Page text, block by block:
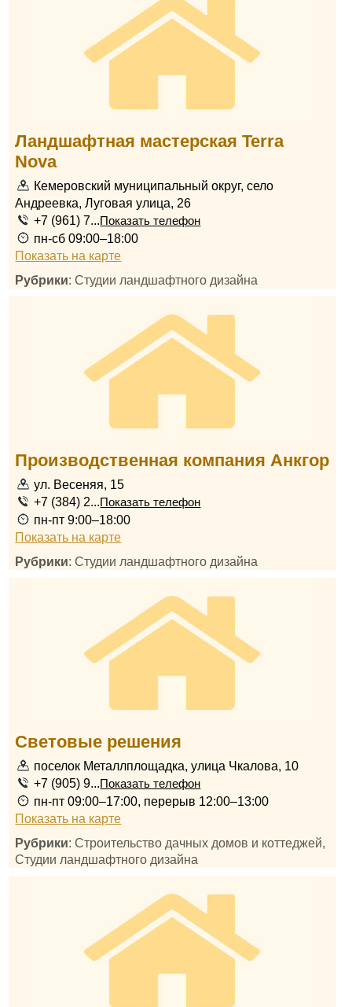
Ландшафтная мастерская Terra
Nova
Кемеровский муниципальный округ, село
Андреевка, Луговая улица, 26
+7 (961) 7...Показать телефон
пн-сб 09:00–18:00
Показать на карте
Рубрики: Студии ландшафтного дизайна
Производственная компания Анкгор
ул. Весеняя, 15
+7 (384) 2...Показать телефон
пн-пт 9:00–18:00
Показать на карте
Рубрики: Студии ландшафтного дизайна
Световые решения
поселок Металлплощадка, улица Чкалова, 10
+7 (905) 9...Показать телефон
пн-пт 09:00–17:00, перерыв 12:00–13:00
Показать на карте
Рубрики: Строительство дачных домов и коттеджей,
Студии ландшафтного дизайна